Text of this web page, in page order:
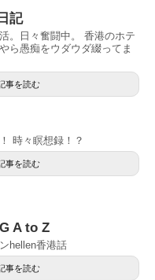
記
。日々奮闘中。 香港のホテ
ら愚痴をウダウダ綴ってま
事を読む
時々瞑想録！？
事を読む
A to Z
hellen香港話
事を読む